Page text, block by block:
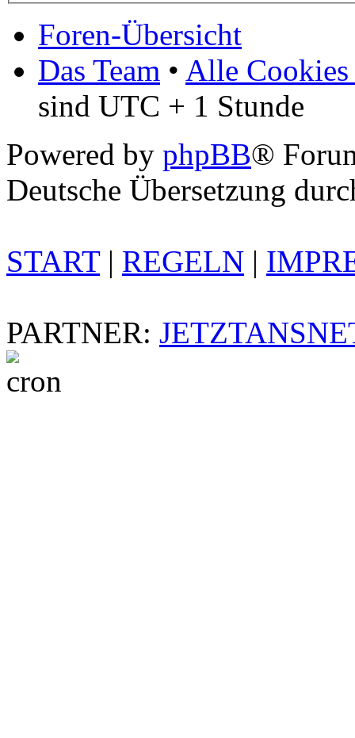
Foren-Übersicht
Das Team • Alle Cookies
sind UTC + 1 Stunde
Powered by phpBB®
Deutsche Übersetzung
START| REGELN |
PARTNER: